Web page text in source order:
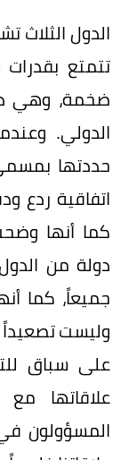
الدول
تتمتع
ضخمة، وهي
الدولي.
حددتها
اتفاقية ردع
كما أنها
دولة من
جميعاً، كما
وليست تصعيداً
على سباق
علاقاتها
المسؤولون